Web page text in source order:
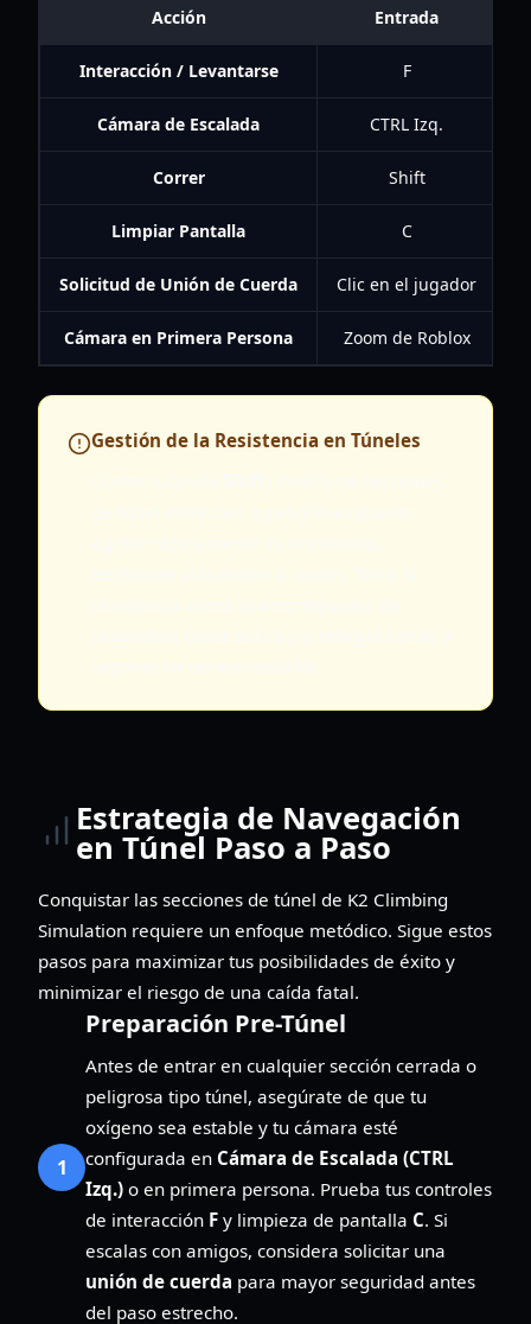
Acción Entrada
Interacción / Levantarse F
Cámara de Escalada CTRL Izq.
Correr Shift
Limpiar Pantalla C
Solicitud de Unión de Cuerda Clic en el jugador
Cámara en Primera Persona Zoom de Roblox
Gestión de la Resistencia en Túneles
Estrategia de Navegación
en Túnel Paso a Paso
Conquistar las secciones de túnel de K2 Climbing
Simulation requiere un enfoque metódico. Sigue estos
pasos para maximizar tus posibilidades de éxito y
minimizar el riesgo de una caída fatal.
1
Preparación Pre-Túnel
Antes de entrar en cualquier sección cerrada o
peligrosa tipo túnel, asegúrate de que tu
oxígeno sea estable y tu cámara esté
configurada en Cámara de Escalada (CTRL
Izq.) o en primera persona. Prueba tus controles
de interacción F y limpieza de pantalla C. Si
escalas con amigos, considera solicitar una
unión de cuerda para mayor seguridad antes
del paso estrecho.